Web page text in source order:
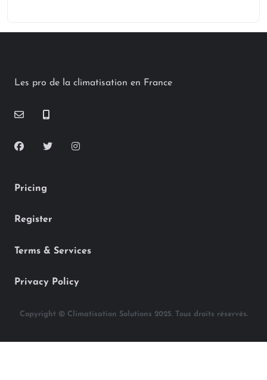
Les pro de la climatisation en France
Pricing
Register
Terms & Services
Privacy Policy
Copyright © Climatisation Solutions 2025. Tous droits réservés.